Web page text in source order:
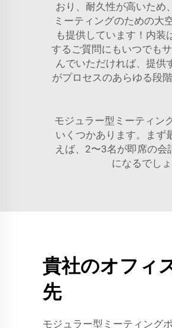
おり、耐久性が高いため
ミーティングのための大
も提供しています！内装
するご質問にもいつでも
んでいただければ、提供
がプロセスのあらゆる段
モジュラー型ミーティン
いくつかあります。まず
えば、2〜3名が即席の
になるでし
貴社のオフィ
先
モジュラー型ミーティング